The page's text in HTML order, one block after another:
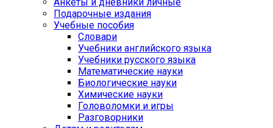
Анкеты и дневники личные
Подарочные издания
Учебные пособия
Словари
Учебники английского языка
Учебники русского языка
Математические науки
Биологические науки
Химические науки
Головоломки и игры
Разговорники